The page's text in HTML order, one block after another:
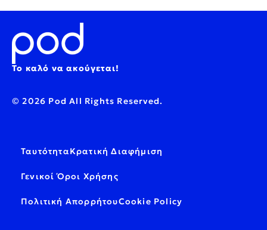
Το καλό να ακούγεται!
© 2026 Pod All Rights Reserved.
ΤαυτότηταΚρατική Διαφήμιση
Γενικοί Όροι Χρήσης
Πολιτική ΑπορρήτουCookie Policy